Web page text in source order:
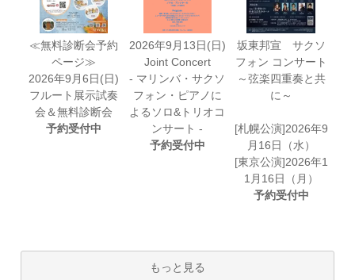
≪無料診断会予約
ページ≫
2026年9月6日(日)
フルート展示試奏
会＆無料診断会
予約受付中
2026年9月13日(日)
Joint Concert
- マリンバ・サクソ
フォン・ピアノに
よるソロ&トリオコ
ンサート -
予約受付中
坂東邦宣 サクソ
フォン コンサート
～弦楽四重奏と共
に～
[札幌公演]2026年9
月16日（水）
[東京公演]2026年1
1月16日（月）
予約受付中
もっと見る